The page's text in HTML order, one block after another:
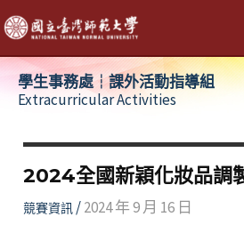
跳
至
主
學生事務處┆課外活動指導組
Extracurricular Activities
2024全國新穎化妝品調
競賽資訊/2024 年 9 月 16 日